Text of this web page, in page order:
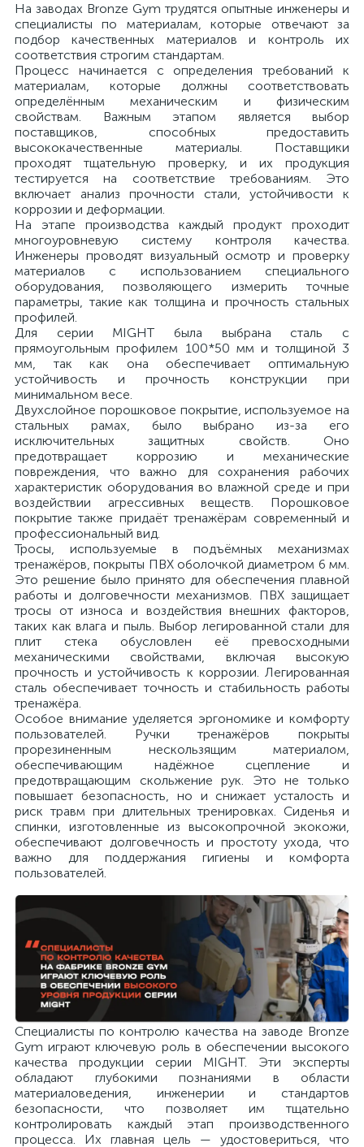
На заводах Bronze Gym трудятся опытные инженеры и
специалисты по материалам, которые отвечают за
подбор качественных материалов и контроль их
соответствия строгим стандартам.
Процесс начинается с определения требований к
материалам, которые должны соответствовать
определённым механическим и физическим
свойствам. Важным этапом является выбор
поставщиков, способных предоставить
высококачественные материалы. Поставщики
проходят тщательную проверку, и их продукция
тестируется на соответствие требованиям. Это
включает анализ прочности стали, устойчивости к
коррозии и деформации.
На этапе производства каждый продукт проходит
многоуровневую систему контроля качества.
Инженеры проводят визуальный осмотр и проверку
материалов с использованием специального
оборудования, позволяющего измерить точные
параметры, такие как толщина и прочность стальных
профилей.
Для серии MIGHT была выбрана сталь с
прямоугольным профилем 100*50 мм и толщиной 3
мм, так как она обеспечивает оптимальную
устойчивость и прочность конструкции при
минимальном весе.
Двухслойное порошковое покрытие, используемое на
стальных рамах, было выбрано из-за его
исключительных защитных свойств. Оно
предотвращает коррозию и механические
повреждения, что важно для сохранения рабочих
характеристик оборудования во влажной среде и при
воздействии агрессивных веществ. Порошковое
покрытие также придаёт тренажёрам современный и
профессиональный вид.
Тросы, используемые в подъёмных механизмах
тренажёров, покрыты ПВХ оболочкой диаметром 6 мм.
Это решение было принято для обеспечения плавной
работы и долговечности механизмов. ПВХ защищает
тросы от износа и воздействия внешних факторов,
таких как влага и пыль. Выбор легированной стали для
плит стека обусловлен её превосходными
механическими свойствами, включая высокую
прочность и устойчивость к коррозии. Легированная
сталь обеспечивает точность и стабильность работы
тренажёра.
Особое внимание уделяется эргономике и комфорту
пользователей. Ручки тренажёров покрыты
прорезиненным нескользящим материалом,
обеспечивающим надёжное сцепление и
предотвращающим скольжение рук. Это не только
повышает безопасность, но и снижает усталость и
риск травм при длительных тренировках. Сиденья и
спинки, изготовленные из высокопрочной экокожи,
обеспечивают долговечность и простоту ухода, что
важно для поддержания гигиены и комфорта
пользователей.
Специалисты по контролю качества на заводе Bronze
Gym играют ключевую роль в обеспечении высокого
качества продукции серии MIGHT. Эти эксперты
обладают глубокими познаниями в области
материаловедения, инженерии и стандартов
безопасности, что позволяет им тщательно
контролировать каждый этап производственного
процесса. Их главная цель — удостовериться, что